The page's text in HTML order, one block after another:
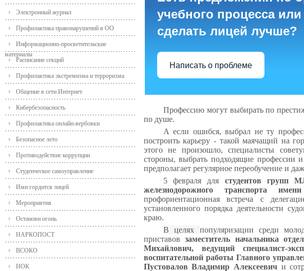
Электронный журнал
Профилактика правонарушений в ОО
Информационно-просветительские
материалы
Расписание секций
Профилактика экстремизма и терроризма
Общение в сети Интернет
Кибербезопасность
Профилактика онлайн-вербовки
Безопасное лето
Противодействие коррупции
Студенческое самоуправление
Ими гордится лицей
Мероприятия
Останови огонь
НАРКОПОСТ
ВСОКО
НОК
учебного процесса или
сделать лицей лучше?
Написать о проблеме
Профессию могут выбирать по
по душе.
А если ошибся, выбрал не ту
построить карьеру - такой маячащий на
этого не произошло, специалисты
стороны, выбрать подходящие профессии
предполагает регулярное переобучение и
5 февраля для студентов групп
железнодорожного транспорта
профориентационная встреча с
установленного порядка деятельности
краю.
В целях
популяризации среди
приставов заместитель начальника
Михайлович, ведущий специалист-
воспитательной работы Главного
Пустовалов Владимир Алексеевич и